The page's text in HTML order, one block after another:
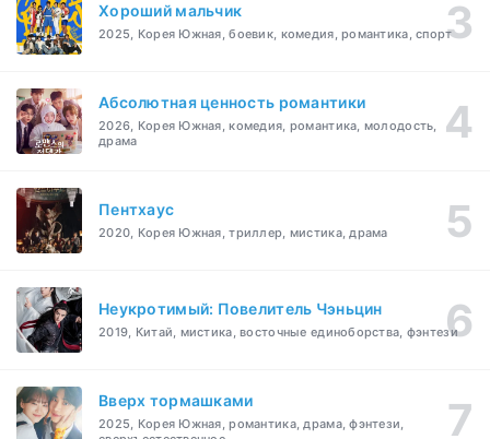
Хороший мальчик
2025, Корея Южная, боевик, комедия, романтика, спорт
Абсолютная ценность романтики
2026, Корея Южная, комедия, романтика, молодость,
драма
Пентхаус
2020, Корея Южная, триллер, мистика, драма
Неукротимый: Повелитель Чэньцин
2019, Китай, мистика, восточные единоборства, фэнтези
Вверх тормашками
2025, Корея Южная, романтика, драма, фэнтези,